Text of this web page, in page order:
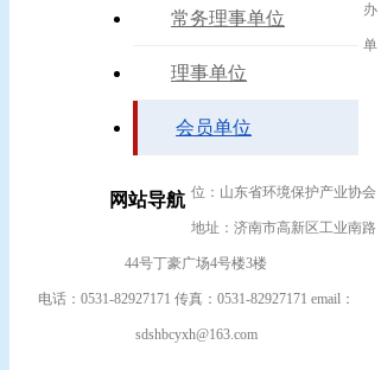
常务理事单位
理事单位
会员单位
网站导航
办
单
位：山东省环境保护产业协会
地址：济南市高新区工业南路
44号丁豪广场4号楼3楼
电话：0531-82927171 传真：0531-82927171 email：
sdshbcyxh@163.com